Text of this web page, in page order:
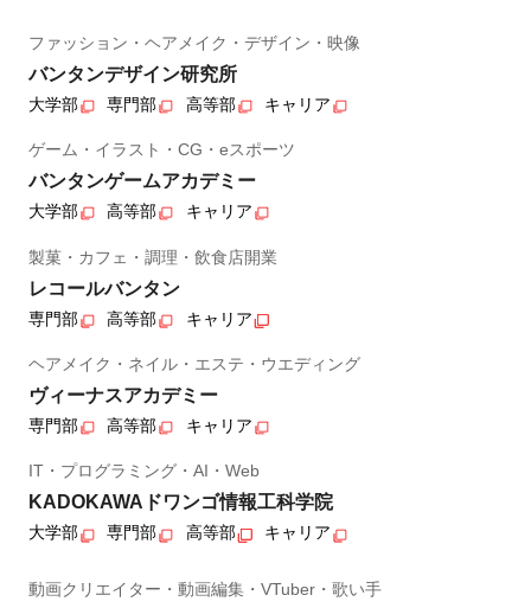
ファッション・ヘアメイク・デザイン・映像
バンタンデザイン研究所
大学部 専門部 高等部 キャリア
ゲーム・イラスト・CG・eスポーツ
バンタンゲームアカデミー
大学部 高等部 キャリア
製菓・カフェ・調理・飲食店開業
レコールバンタン
専門部 高等部 キャリア
ヘアメイク・ネイル・エステ・ウエディング
ヴィーナスアカデミー
専門部 高等部 キャリア
IT・プログラミング・AI・Web
KADOKAWAドワンゴ情報工科学院
大学部 専門部 高等部 キャリア
動画クリエイター・動画編集・VTuber・歌い手